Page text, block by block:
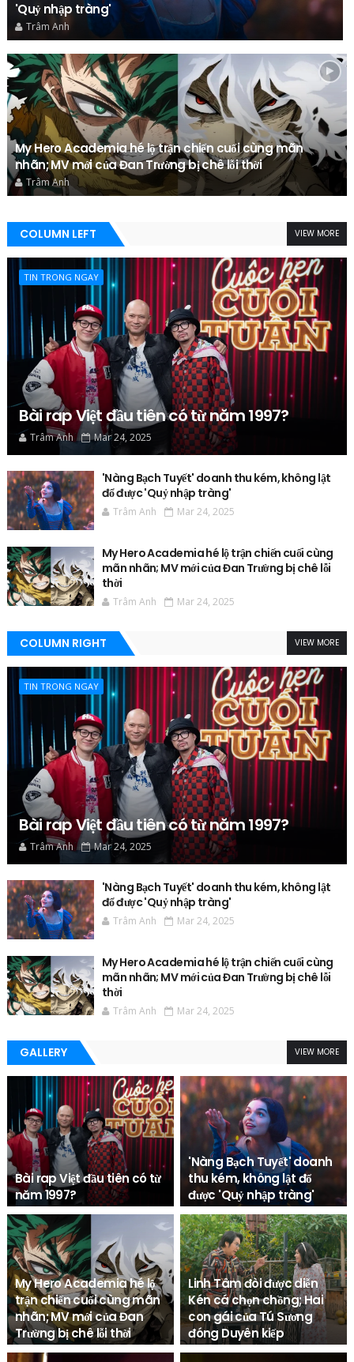
'Quỷ nhập tràng'
Trâm Anh
My Hero Academia hé lộ trận chiến cuối cùng mãn
nhãn; MV mới của Đan Trường bị chê lỗi thời
Trâm Anh
COLUMN LEFT VIEW MORE
TIN TRONG NGAY
Bài rap Việt đầu tiên có từ năm 1997?
Trâm Anh Mar 24, 2025
'Nàng Bạch Tuyết' doanh thu kém, không lật
đổ được 'Quỷ nhập tràng'
Trâm Anh Mar 24, 2025
My Hero Academia hé lộ trận chiến cuối cùng
mãn nhãn; MV mới của Đan Trường bị chê lỗi
thời
Trâm Anh Mar 24, 2025
COLUMN RIGHT VIEW MORE
TIN TRONG NGAY
Bài rap Việt đầu tiên có từ năm 1997?
Trâm Anh Mar 24, 2025
'Nàng Bạch Tuyết' doanh thu kém, không lật
đổ được 'Quỷ nhập tràng'
Trâm Anh Mar 24, 2025
My Hero Academia hé lộ trận chiến cuối cùng
mãn nhãn; MV mới của Đan Trường bị chê lỗi
thời
Trâm Anh Mar 24, 2025
GALLERY VIEW MORE
Bài rap Việt đầu tiên có từ
năm 1997?
Trâm Anh
'Nàng Bạch Tuyết' doanh
thu kém, không lật đổ
được 'Quỷ nhập tràng'
Trâm Anh
My Hero Academia hé lộ
trận chiến cuối cùng mãn
nhãn; MV mới của Đan
Trường bị chê lỗi thời
Trâm Anh
Linh Tâm đòi được diễn
Kén cá chọn chồng; Hai
con gái của Tú Sương
đóng Duyên kiếp
Trâm Anh